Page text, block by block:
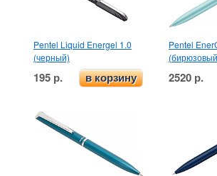
Pentel Liquid Energel 1.0
(черный)
195 р. в корзину
Pentel
2520 р.